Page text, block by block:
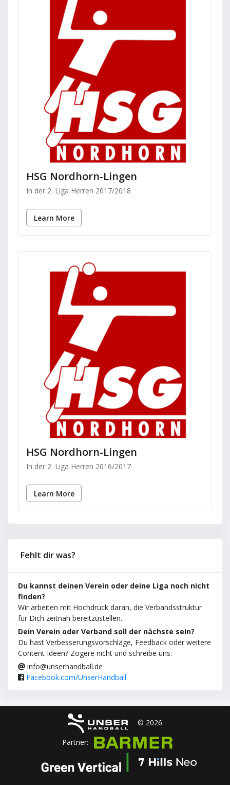
HSG Nordhorn-Lingen
In der 2. Liga Herren 2017/2018
Learn More
HSG Nordhorn-Lingen
In der 2. Liga Herren 2016/2017
Learn More
Fehlt dir was?
Du kannst deinen Verein oder deine Liga noch nicht
finden?
Wir arbeiten mit Hochdruck daran, die Verbandsstruktur
für Dich zeitnah bereitzustellen.
Dein Verein oder Verband soll der nächste sein?
Du hast Verbesserungsvorschläge, Feedback oder weitere
Content Ideen? Zögere nicht und schreibe uns:
info@unserhandball.de
Facebook.com/UnserHandball
© 2026
Partner: